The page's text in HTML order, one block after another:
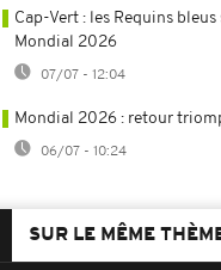
Cap-Vert : les Requins
Mondial 2026
07/07 - 12:04
Mondial 2026 : retour
06/07 - 10:24
SUR LE MÊME